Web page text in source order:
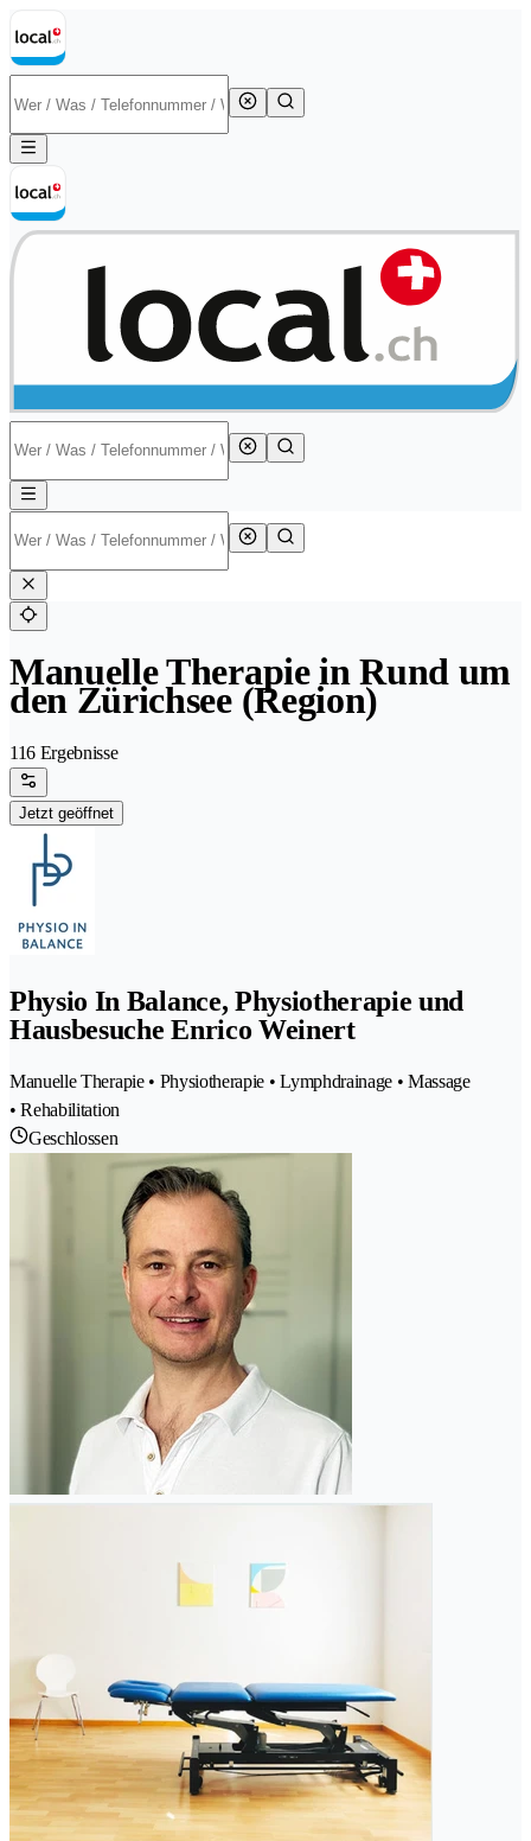
Manuelle Therapie in Rund um
den Zürichsee (Region)
116 Ergebnisse
Jetzt geöffnet
Physio In Balance, Physiotherapie und
Hausbesuche Enrico Weinert
Manuelle Therapie • Physiotherapie • Lymphdrainage • Massage
• Rehabilitation
Geschlossen